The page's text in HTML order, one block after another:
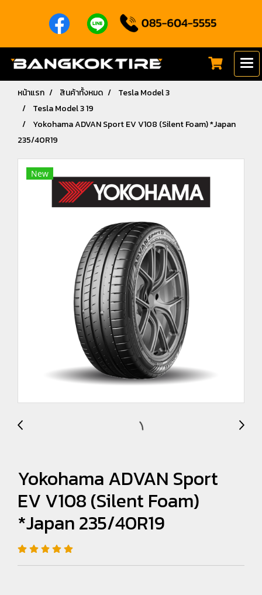
หน้าแรก สินค้าทั้งหมด
Tesla Model 3
Tesla Model 3 19
Yokohama ADVAN Sport EV V108 (Silent Foam) *Japan
235/40R19
New
Yokohama ADVAN Sport
EV V108 (Silent Foam)
*Japan 235/40R19